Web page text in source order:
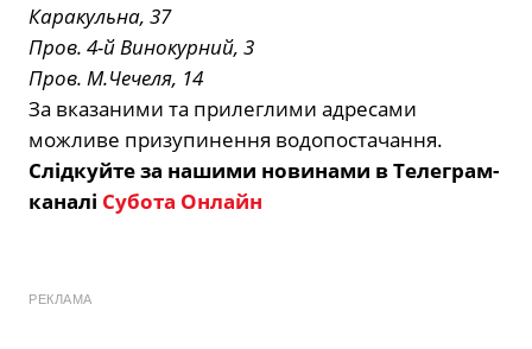
Каракульна, 37
Пров. 4-й Винокурний, 3
Пров. М.Чечеля, 14
За вказаними та прилеглими адресами
можливе призупинення водопостачання.
Слідкуйте за нашими новинами в Телеграм-
каналі Субота Онлайн
РЕКЛАМА